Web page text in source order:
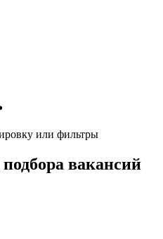
или фильтры
вакансий